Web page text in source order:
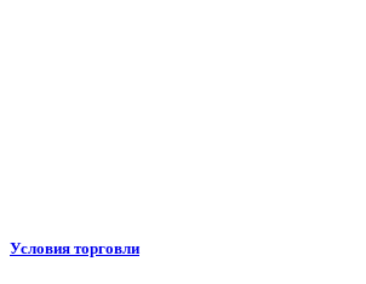
Условия торговли